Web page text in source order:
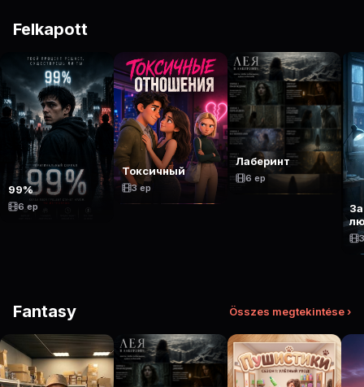
Felkapott
99%
6 ep
Токсичный
3 ep
Лаберинт
6 ep
Fantasy Összes megtekintése ›